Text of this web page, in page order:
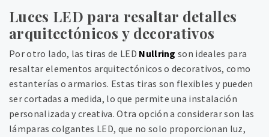
Luces LED para resaltar detalles
arquitectónicos y decorativos
Por otro lado, las tiras de LED Nullring son ideales para
resaltar elementos arquitectónicos o decorativos, como
estanterías o armarios. Estas tiras son flexibles y pueden
ser cortadas a medida, lo que permite una instalación
personalizada y creativa. Otra opción a considerar son las
lámparas colgantes LED, que no solo proporcionan luz,